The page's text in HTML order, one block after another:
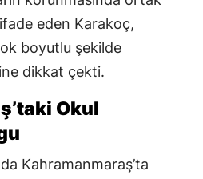
ifade eden Karakoç,
boyutlu şekilde
dikkat çekti.
Okul
Kahramanmaraş’ta